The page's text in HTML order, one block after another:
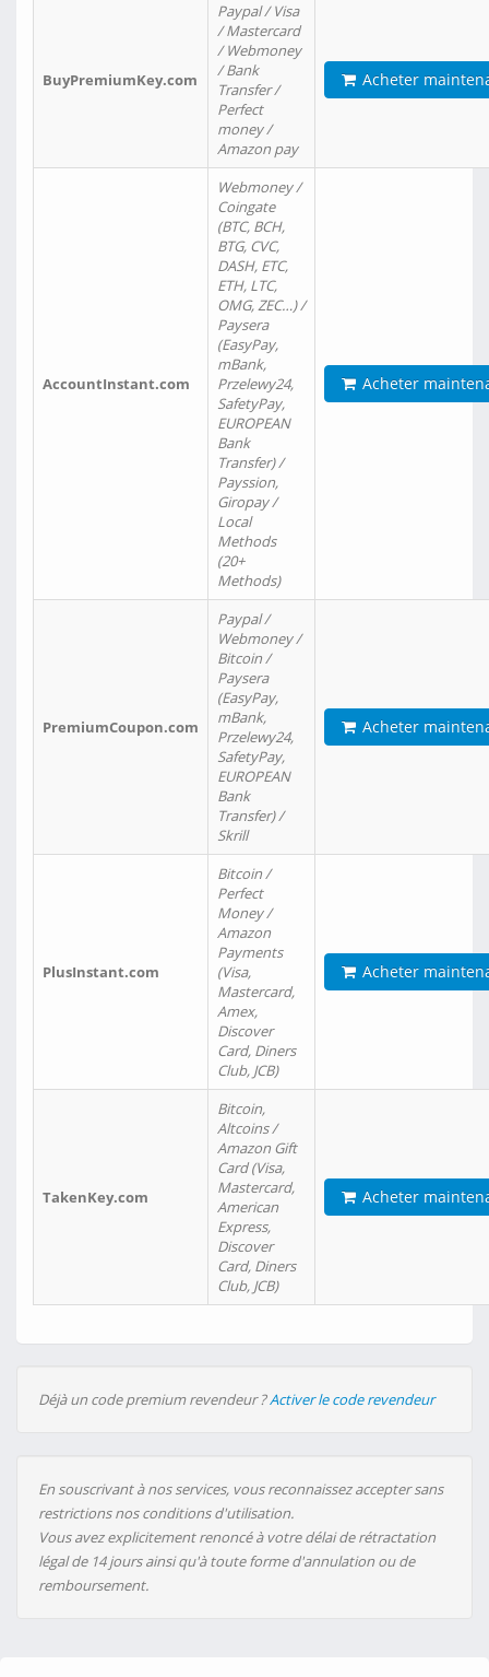
BuyPremiumKey.com
Paypal / Visa
/ Mastercard
/ Webmoney
/ Bank
Transfer /
Perfect
money /
Amazon pay
Acheter
AccountInstant.com
Webmoney /
Coingate
(BTC, BCH,
BTG, CVC,
DASH, ETC,
ETH, LTC,
OMG, ZEC…) /
Paysera
(EasyPay,
mBank,
Przelewy24,
SafetyPay,
EUROPEAN
Bank
Transfer) /
Payssion,
Giropay /
Local
Methods
(20+
Methods)
Acheter
PremiumCoupon.com
Paypal /
Webmoney /
Bitcoin /
Paysera
(EasyPay,
mBank,
Przelewy24,
SafetyPay,
EUROPEAN
Bank
Transfer) /
Skrill
Acheter
PlusInstant.com
Bitcoin /
Perfect
Money /
Amazon
Payments
(Visa,
Mastercard,
Amex,
Discover
Card, Diners
Club, JCB)
Acheter
TakenKey.com
Bitcoin,
Altcoins /
Amazon Gift
Card (Visa,
Mastercard,
American
Express,
Discover
Card, Diners
Club, JCB)
Acheter
Déjà un code premium revendeur ?Activer le code revendeur
En souscrivant à nos services, vous reconnaissez accepter sans
restrictions nos conditions d'utilisation.
Vous avez explicitement renoncé à votre délai de rétractation
légal de 14 jours ainsi qu'à toute forme d'annulation ou de
remboursement.